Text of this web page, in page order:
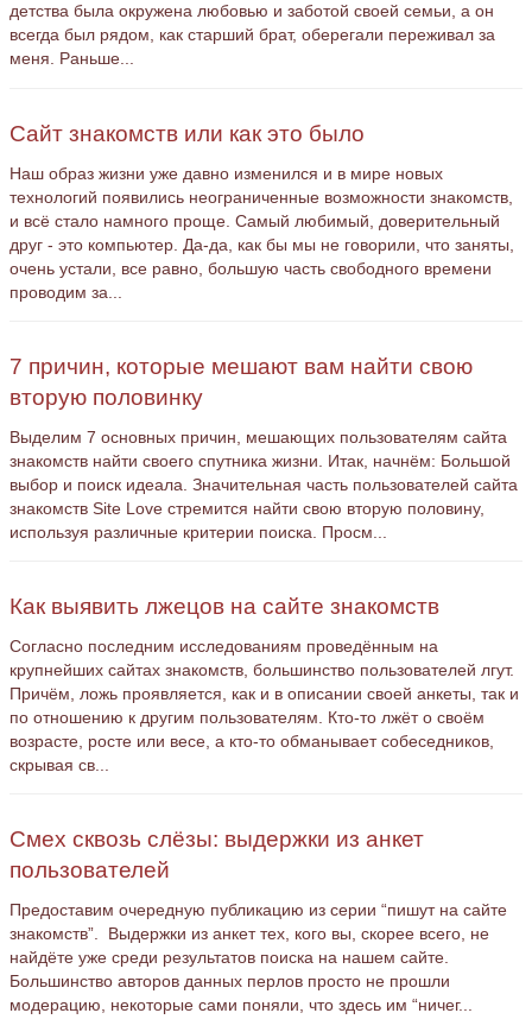
детства была окружена любовью и заботой своей семьи, а он
всегда был рядом, как старший брат, оберегали переживал за
меня. Раньше...
Сайт знакомств или как это было
Наш образ жизни уже давно изменился и в мире новых
технологий появились неограниченные возможности знакомств,
и всё стало намного проще. Самый любимый, доверительный
друг - это компьютер. Да-да, как бы мы не говорили, что заняты,
очень устали, все равно, большую часть свободного времени
проводим за...
7 причин, которые мешают вам найти свою
вторую половинку
Выделим 7 основных причин, мешающих пользователям сайта
знакомств найти своего спутника жизни. Итак, начнём: Большой
выбор и поиск идеала. Значительная часть пользователей сайта
знакомств Site Love стремится найти свою вторую половину,
используя различные критерии поиска. Просм...
Как выявить лжецов на сайте знакомств
Согласно последним исследованиям проведённым на
крупнейших сайтах знакомств, большинство пользователей лгут.
Причём, ложь проявляется, как и в описании своей анкеты, так и
по отношению к другим пользователям. Кто-то лжёт о своём
возрасте, росте или весе, а кто-то обманывает собеседников,
скрывая св...
Смех сквозь слёзы: выдержки из анкет
пользователей
Предоставим очередную публикацию из серии “пишут на сайте
знакомств”. Выдержки из анкет тех, кого вы, скорее всего, не
найдёте уже среди результатов поиска на нашем сайте.
Большинство авторов данных перлов просто не прошли
модерацию, некоторые сами поняли, что здесь им “ничег...